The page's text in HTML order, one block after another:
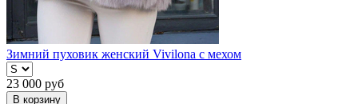
Зимний пуховик женский Vivilona с мехом
23 000 руб
В корзину